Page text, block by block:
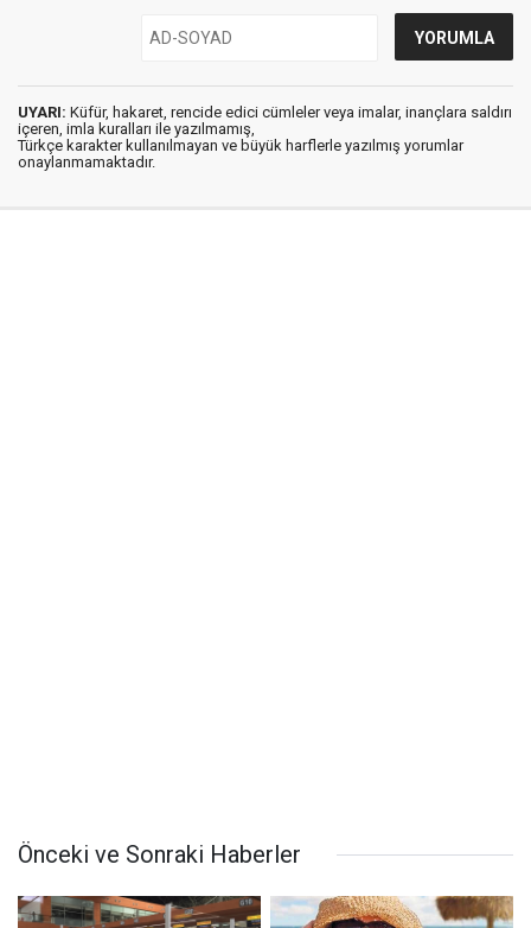
UYARI: Küfür, hakaret, rencide edici cümleler veya imalar, inançlara saldırı
içeren, imla kuralları ile yazılmamış,
Türkçe karakter kullanılmayan ve büyük harflerle yazılmış yorumlar
onaylanmamaktadır.
Önceki ve Sonraki Haberler